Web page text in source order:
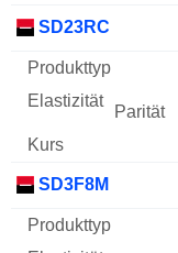
SD23RC
SD3F8M